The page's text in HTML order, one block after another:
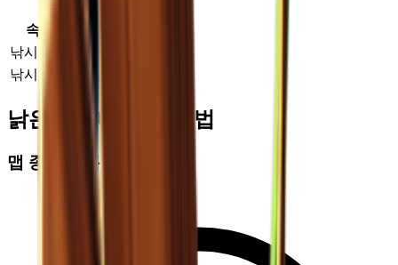
속성 유형
낚시 능력
추가
낚시 운
낡은 낚싯대 획득 방법
맵 종합 드롭